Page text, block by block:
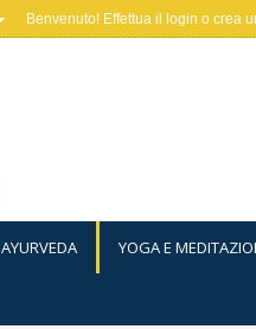
Benvenuto! Effettua il login o crea
AYURVEDA YOGA E